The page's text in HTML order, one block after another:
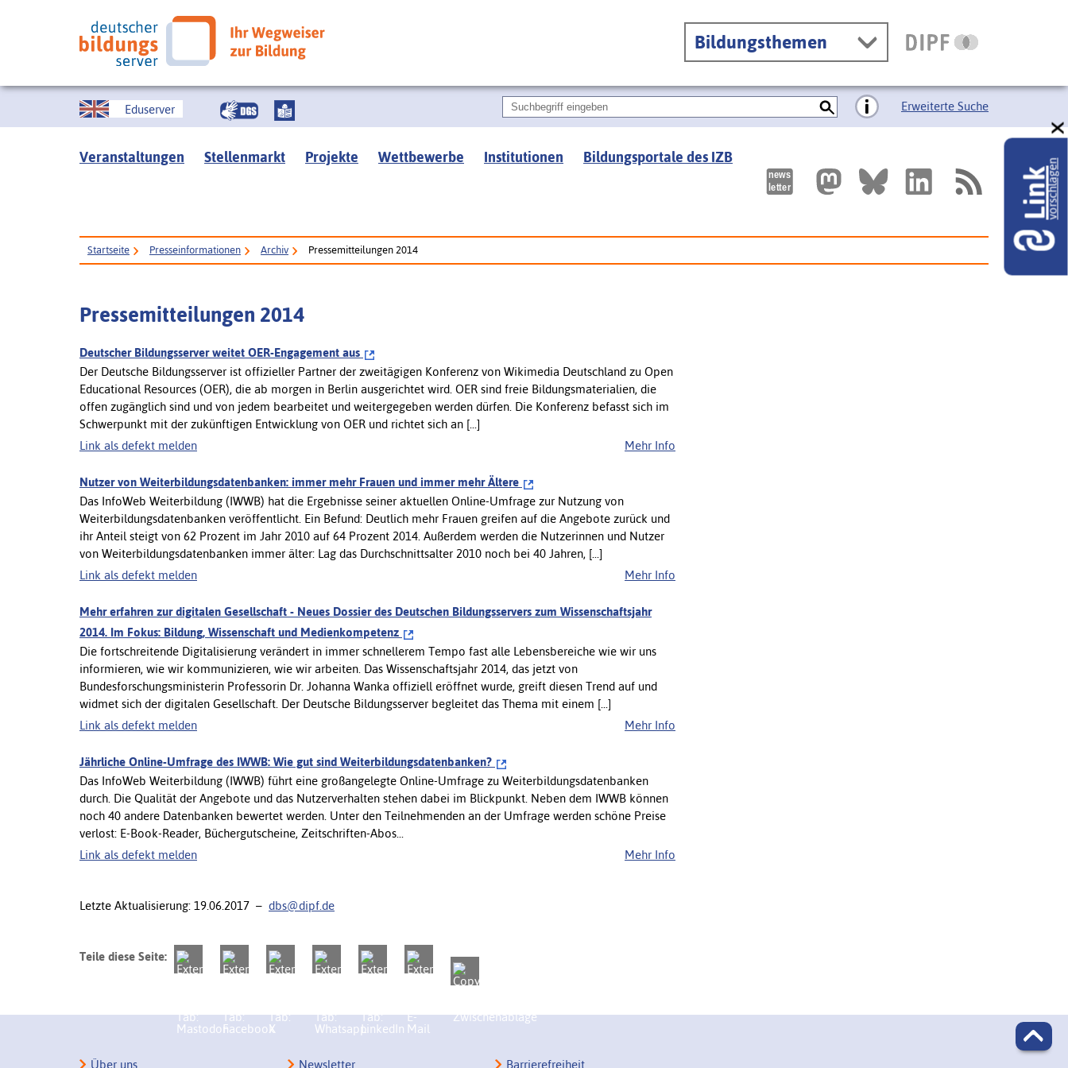
Bildungsthemen
Eduserver Erweiterte Suche
Veranstaltungen Stellenmarkt Projekte Wettbewerbe Institutionen Bildungsportale des IZB
Startseite Presseinformationen Archiv Pressemitteilungen 2014
Pressemitteilungen 2014
Deutscher Bildungsserver weitet OER-Engagement aus
Der Deutsche Bildungsserver ist offizieller Partner der zweitägigen Konferenz von Wikimedia Deutschland zu Open
Educational Resources (OER), die ab morgen in Berlin ausgerichtet wird. OER sind freie Bildungsmaterialien, die
offen zugänglich sind und von jedem bearbeitet und weitergegeben werden dürfen. Die Konferenz befasst sich im
Schwerpunkt mit der zukünftigen Entwicklung von OER und richtet sich an [...]
Mehr Info
Link als defekt melden
Nutzer von Weiterbildungsdatenbanken: immer mehr Frauen und immer mehr Ältere
Das InfoWeb Weiterbildung (IWWB) hat die Ergebnisse seiner aktuellen Online-Umfrage zur Nutzung von
Weiterbildungsdatenbanken veröffentlicht. Ein Befund: Deutlich mehr Frauen greifen auf die Angebote zurück und
ihr Anteil steigt von 62 Prozent im Jahr 2010 auf 64 Prozent 2014. Außerdem werden die Nutzerinnen und Nutzer
von Weiterbildungsdatenbanken immer älter: Lag das Durchschnittsalter 2010 noch bei 40 Jahren, [...]
Mehr Info
Link als defekt melden
Mehr erfahren zur digitalen Gesellschaft - Neues Dossier des Deutschen Bildungsservers zum Wissenschaftsjahr
2014. Im Fokus: Bildung, Wissenschaft und Medienkompetenz
Die fortschreitende Digitalisierung verändert in immer schnellerem Tempo fast alle Lebensbereiche wie wir uns
informieren, wie wir kommunizieren, wie wir arbeiten. Das Wissenschaftsjahr 2014, das jetzt von
Bundesforschungsministerin Professorin Dr. Johanna Wanka offiziell eröffnet wurde, greift diesen Trend auf und
widmet sich der digitalen Gesellschaft. Der Deutsche Bildungsserver begleitet das Thema mit einem [...]
Mehr Info
Link als defekt melden
Jährliche Online-Umfrage des IWWB: Wie gut sind Weiterbildungsdatenbanken?
Das InfoWeb Weiterbildung (IWWB) führt eine großangelegte Online-Umfrage zu Weiterbildungsdatenbanken
durch. Die Qualität der Angebote und das Nutzerverhalten stehen dabei im Blickpunkt. Neben dem IWWB können
noch 40 andere Datenbanken bewertet werden. Unter den Teilnehmenden an der Umfrage werden schöne Preise
verlost: E-Book-Reader, Büchergutscheine, Zeitschriften-Abos...
Mehr Info
Link als defekt melden
Letzte Aktualisierung: 19.06.2017 – dbs@dipf.de
Teile diese Seite:
Linkvorschlagen
Über uns Newsletter Barrierefreiheit